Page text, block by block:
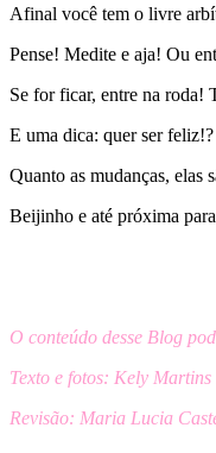
Afinal você tem o livre
Pense! Medite e aja! Ou
Se for ficar, entre na roda!
E uma dica: quer ser
Quanto as mudanças, elas
Beijinho e até próxima
O conteúdo desse Blog
Texto e fotos: Kely
Revisão: Maria Lucia